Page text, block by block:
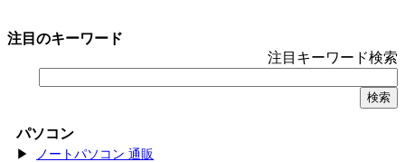
注目のキーワード
注目キーワード検索
パソコン
▶ ノートパソコン 通販